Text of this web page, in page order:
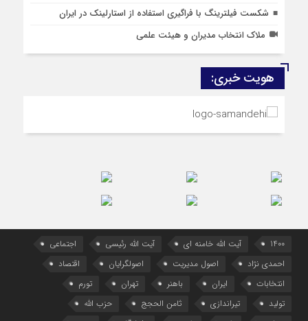
شکست‌ فیلترینگ با فراگیری استفاده از استارلینک در ایران
ملاک انتخاب مدیران و هیئت علمی
هویت خبری:
1400 آیت الله خامنه ای آیت الله رئیسی
اجتماعی
احمدی نژاد
اصول مدیریت اصولگرایان
اقتصاد
انتخابات
ایران باهنر تهران
تورم
تولید
تیراندازی ثامن الحجج
حزب الله